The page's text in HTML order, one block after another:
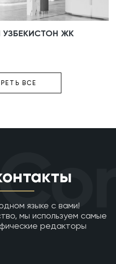
ЖК
ВСЕ
языке с вами!
мы используем самые
редакторы